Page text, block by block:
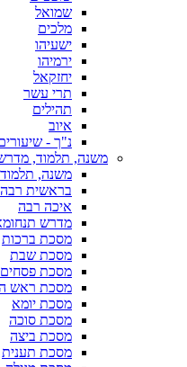
שמואל
מלכים
ישעיהו
ירמיהו
יחזקאל
תרי עשר
תהילים
איוב
נ"ך -
משנה, תלמוד,
משנה,
בראשית רבה
איכה רבה
מדרש
מסכת ברכות
מסכת שבת
מסכת פסחים
מסכת ראש
מסכת יומא
מסכת סוכה
מסכת ביצה
מסכת תענית